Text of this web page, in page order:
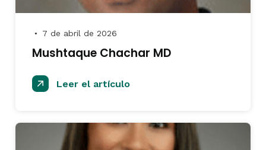
● 7 de abril de 2026
Mushtaque Chachar MD
Leer el artículo